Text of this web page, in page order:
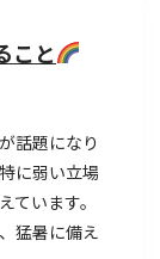
こと
話題になり
に弱い立場
います。
猛暑に備え